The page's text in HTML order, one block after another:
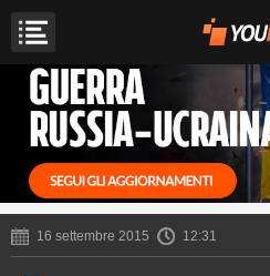
16 settembre 2015 12:31